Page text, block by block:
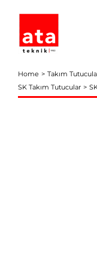
content
Home Takım
SK Takım Tutucular